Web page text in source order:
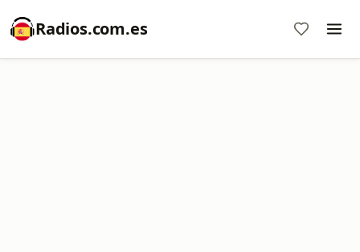
Radios.com.es